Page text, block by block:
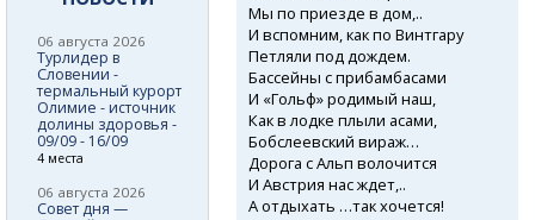
Мы по приезде в дом,..
И вспомним, как по Винтгару
Петляли под дождем.
Бассейны с прибамбасами
И «Гольф» родимый наш,
Как в лодке плыли асами,
Бобслеевский вираж…
Дорога с Альп волочится
И Австрия нас ждет,..
А отдыхать …так хочется!
06 августа 2026
Турлидер в
Словении -
термальный курорт
Олимие - источник
долины здоровья -
09/09 - 16/09
4 места
06 августа 2026
Совет дня —